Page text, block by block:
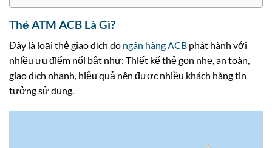
Thẻ ATM ACB Là Gì?
Đây là loại thẻ giao dịch do ngân hàng ACB phát hành với
nhiều ưu điểm nổi bật như: Thiết kế thẻ gọn nhẹ, an toàn,
giao dịch nhanh, hiệu quả nên được nhiều khách hàng tin
tưởng sử dụng.